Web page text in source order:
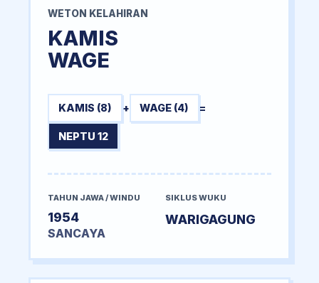
WETON KELAHIRAN
KAMIS
WAGE
KAMIS (8) + WAGE (4) =
NEPTU 12
TAHUN JAWA / WINDU
1954
SANCAYA
SIKLUS WUKU
WARIGAGUNG